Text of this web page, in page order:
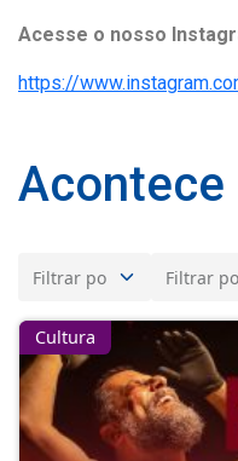
Acesse o nosso
https://
Acontece
Cultura